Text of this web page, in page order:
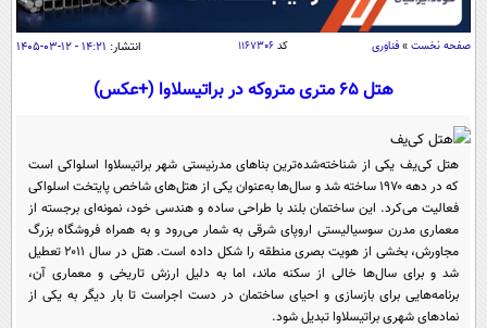
اقتصاد
اقتصادی
جامعه
حوادث
سلامت
یک برش دانایی
محیط زیست
بین الملل
سیاست خارجی
فرهنگ و هنر
علم و دانش
فناوری و It
علمی
قرآن
گوناگون
صفحه نخست » فناوری کد۱۱۶۷۳۰۶ انتشار: ۱۴:۲۱ - ۱۲-۰۳-۱۴۰۵
هتل 65 متری متروکه در براتیسلاوا (+عکس)
هتل کی‌یف یکی از شناخته‌شده‌ترین بناهای مدرنیستی شهر براتیسلاوا اسلواکی است
که در دهه ۱۹۷۰ ساخته شد و سال‌ها به‌عنوان یکی از هتل‌های شاخص پایتخت اسلواکی
فعالیت می‌کرد. این ساختمان بلند با طراحی ساده و هندسی خود، نمونه‌ای برجسته از
معماری مدرن سوسیالیستی اروپای شرقی به شمار می‌رود و به همراه فروشگاه بزرگ
مجاورش، بخشی از هویت بصری منطقه را شکل داده است. هتل در سال ۲۰۱۱ تعطیل
شد و برای سال‌ها خالی از سکنه ماند، اما به دلیل ارزش تاریخی و معماری آن،
برنامه‌هایی برای بازسازی و احیای ساختمان در دست اجراست تا بار دیگر به یکی از
نمادهای شهری براتیسلاوا تبدیل شود.